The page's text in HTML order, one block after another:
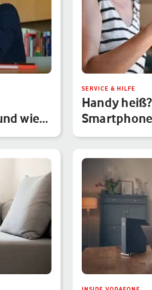
wie
SERVICE & HILFE
Handy